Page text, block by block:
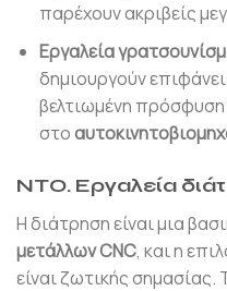
παρέχουν ακριβείς
Εργαλεία
δημιουργούν
βελτιωμένη
στο
ΝΤΟ. Εργαλεία
Η διάτρηση είναι μια
μετάλλων CNC, και η
είναι ζωτικής σημασίας.